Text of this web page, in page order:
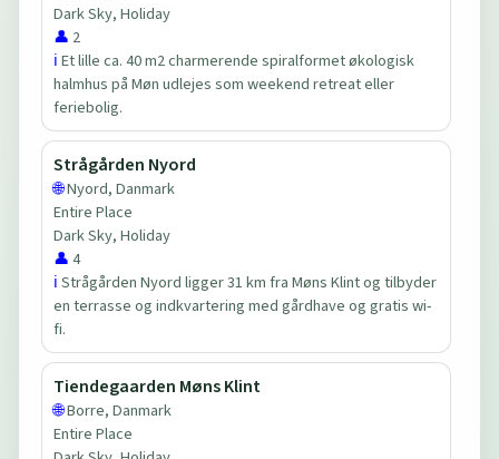
Dark Sky, Holiday
👤 2
ℹ️Et lille ca. 40 m2 charmerende spiralformet økologisk
halmhus på Møn udlejes som weekend retreat eller
feriebolig.
Strågården Nyord
🌐Nyord, Danmark
Entire Place
Dark Sky, Holiday
👤4
ℹ️Strågården Nyord ligger 31 km fra Møns Klint og tilbyder
en terrasse og indkvartering med gårdhave og gratis wi-
fi.
Tiendegaarden Møns Klint
🌐Borre, Danmark
Entire Place